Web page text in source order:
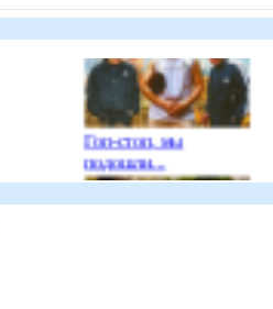
Гоп-стоп, мы
подошли...